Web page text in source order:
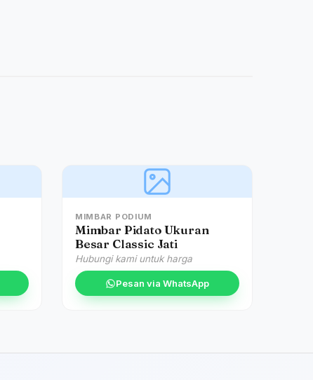
MIMBAR PODIUM
Mimbar Pidato Ukuran
Besar Classic Jati
Hubungi kami untuk harga
Pesan via WhatsApp